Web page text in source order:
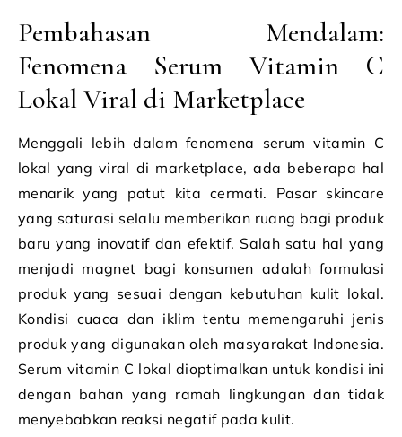
Pembahasan Mendalam:
Fenomena Serum Vitamin C
Lokal Viral di Marketplace
Menggali lebih dalam fenomena serum vitamin C
lokal yang viral di marketplace, ada beberapa hal
menarik yang patut kita cermati. Pasar skincare
yang saturasi selalu memberikan ruang bagi produk
baru yang inovatif dan efektif. Salah satu hal yang
menjadi magnet bagi konsumen adalah formulasi
produk yang sesuai dengan kebutuhan kulit lokal.
Kondisi cuaca dan iklim tentu memengaruhi jenis
produk yang digunakan oleh masyarakat Indonesia.
Serum vitamin C lokal dioptimalkan untuk kondisi ini
dengan bahan yang ramah lingkungan dan tidak
menyebabkan reaksi negatif pada kulit.